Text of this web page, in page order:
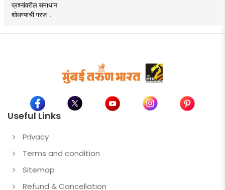
प्रश्नांवरील समाधान
शोधण्याची गरज ..
Useful Links
Privacy
Terms and condition
Sitemap
Refund & Cancellation